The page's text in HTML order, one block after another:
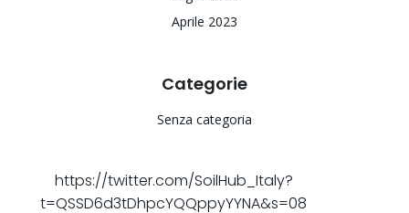
Aprile 2023
Categorie
Senza categoria
https://twitter.com/SoilHub_Italy?
t=QSSD6d3tDhpcYQQppyYYNA&s=08